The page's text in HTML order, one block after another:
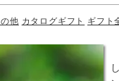
他 カタログギフト ギフト